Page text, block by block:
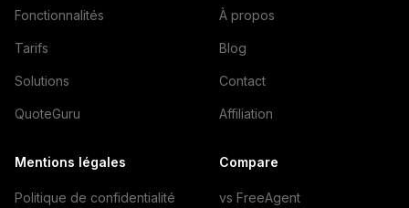
Fonctionnalités
Tarifs
Solutions
QuoteGuru
À propos
Blog
Contact
Affiliation
Mentions légales
Politique de confidentialité
Compare
vs FreeAgent